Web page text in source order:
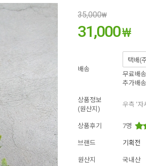
35,000₩
31,000₩
배송
무료배송
추가배송
상품정보
(원산지)
우측 '자
상품후기 7명
브랜드 기획전
원산지 국내산